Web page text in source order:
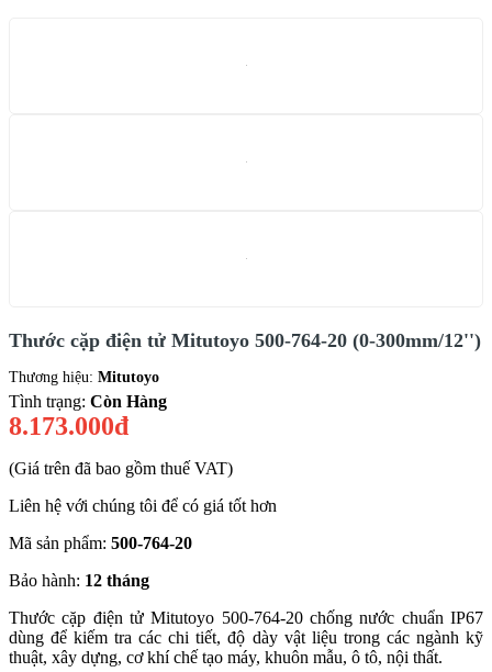
Thước cặp điện tử Mitutoyo 500-764-20 (0-300mm/12'')
Thương hiệu: Mitutoyo
Tình trạng: Còn Hàng
8.173.000đ
(Giá trên đã bao gồm thuế VAT)
Liên hệ với chúng tôi để có giá tốt hơn
Mã sản phẩm: 500-764-20
Bảo hành: 12 tháng
Thước cặp điện tử Mitutoyo 500-764-20 chống nước chuẩn IP67
dùng để kiếm tra các chi tiết, độ dày vật liệu trong các ngành kỹ
thuật, xây dựng, cơ khí chế tạo máy, khuôn mẫu, ô tô, nội thất.